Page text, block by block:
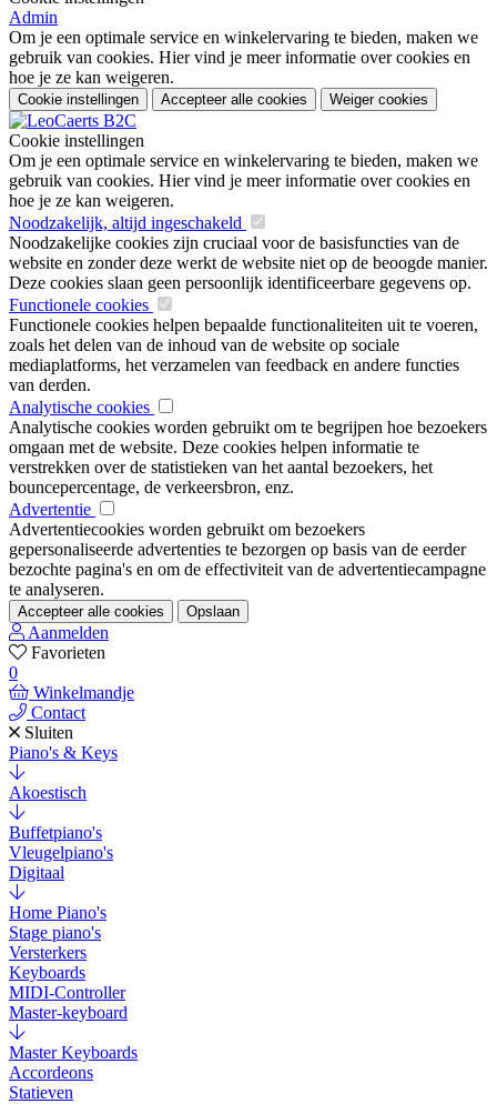
Admin
Om je een optimale service en winkelervaring te bieden, maken we
gebruik van cookies. Hier vind je meer informatie over cookies en
hoe je ze kan weigeren.
Cookie instellingen Accepteer alle cookies Weiger cookies
Cookie instellingen
Om je een optimale service en winkelervaring te bieden, maken we
gebruik van cookies. Hier vind je meer informatie over cookies en
hoe je ze kan weigeren.
Noodzakelijk, altijd ingeschakeld
Noodzakelijke cookies zijn cruciaal voor de basisfuncties van de
website en zonder deze werkt de website niet op de beoogde manier.
Deze cookies slaan geen persoonlijk identificeerbare gegevens op.
Functionele cookies
Functionele cookies helpen bepaalde functionaliteiten uit te voeren,
zoals het delen van de inhoud van de website op sociale
mediaplatforms, het verzamelen van feedback en andere functies
van derden.
Analytische cookies
Analytische cookies worden gebruikt om te begrijpen hoe bezoekers
omgaan met de website. Deze cookies helpen informatie te
verstrekken over de statistieken van het aantal bezoekers, het
bouncepercentage, de verkeersbron, enz.
Advertentie
Advertentiecookies worden gebruikt om bezoekers
gepersonaliseerde advertenties te bezorgen op basis van de eerder
bezochte pagina's en om de effectiviteit van de advertentiecampagne
te analyseren.
Accepteer alle cookies Opslaan
Aanmelden
Favorieten
0
Winkelmandje
Contact
Sluiten
Piano's & Keys
Akoestisch
Buffetpiano's
Vleugelpiano's
Digitaal
Home Piano's
Stage piano's
Versterkers
Keyboards
MIDI-Controller
Master-keyboard
Master Keyboards
Accordeons
Statieven